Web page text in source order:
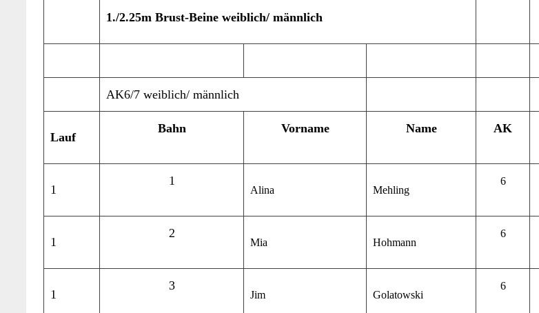
1./2.25m Brust-Beine weiblich/ männlich
AK6/7 weiblich/ männlich
Lauf
Bahn Vorname Name AK
1
1
Alina Mehling
6
1
2
Mia Hohmann
6
1
3
Jim Golatowski
6